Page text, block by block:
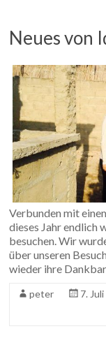
Neues von
Verbunden mit
dieses Jahr endlich
besuchen. Wir
über unseren
wieder ihre
peter 7.